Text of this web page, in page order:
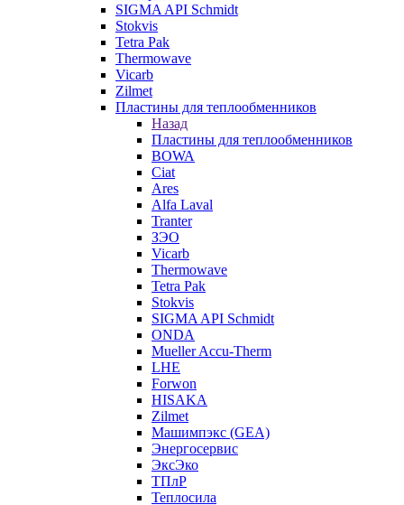
SIGMA API Schmidt
Stokvis
Tetra Pak
Thermowave
Vicarb
Zilmet
Пластины для теплообменников
Назад
Пластины для теплообменников
BOWA
Ciat
Ares
Alfa Laval
Tranter
ЗЭО
Vicarb
Thermowave
Tetra Pak
Stokvis
SIGMA API Schmidt
ONDA
Mueller Accu-Therm
LHE
Forwon
HISAKA
Zilmet
Машимпэкс (GEA)
Энергосервис
ЭксЭко
ТПлР
Теплосила